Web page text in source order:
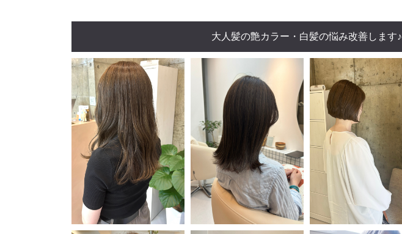
大人髪の艶カラー・白髪の悩み改善します♪